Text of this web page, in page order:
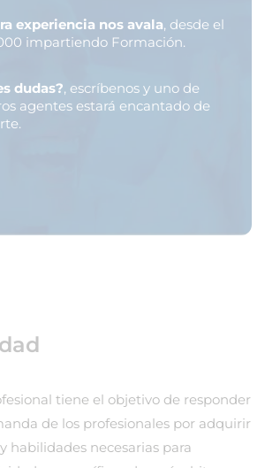
experiencia nos avala, desde el
impartiendo Formación.
dudas?, escríbenos y uno de
agentes estará encantado de
tiene el objetivo de responder
de los profesionales por adquirir
habilidades necesarias para